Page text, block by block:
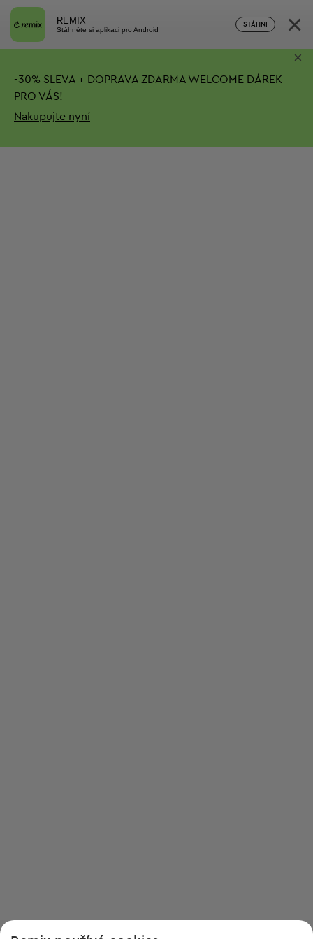
REMIX
Stáhněte si aplikaci pro Android
STÁHNI ×
-30% SLEVA + DOPRAVA ZDARMA WELCOME DÁREK
PRO VÁS!
Nakupujte nyní
×